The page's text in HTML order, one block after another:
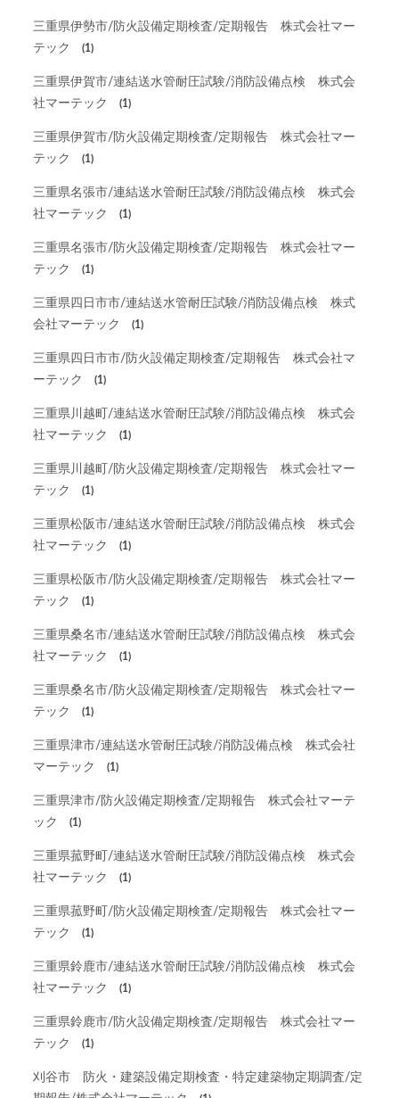
三重県伊勢市/防火設備定期検査/定期報告 株式会社マー
テック
(1)
三重県伊賀市/連結送水管耐圧試験/消防設備点検 株式会
社マーテック
(1)
三重県伊賀市/防火設備定期検査/定期報告 株式会社マー
テック
(1)
三重県名張市/連結送水管耐圧試験/消防設備点検 株式会
社マーテック
(1)
三重県名張市/防火設備定期検査/定期報告 株式会社マー
テック
(1)
三重県四日市市/連結送水管耐圧試験/消防設備点検 株式
会社マーテック
(1)
三重県四日市市/防火設備定期検査/定期報告 株式会社マ
ーテック
(1)
三重県川越町/連結送水管耐圧試験/消防設備点検 株式会
社マーテック
(1)
三重県川越町/防火設備定期検査/定期報告 株式会社マー
テック
(1)
三重県松阪市/連結送水管耐圧試験/消防設備点検 株式会
社マーテック
(1)
三重県松阪市/防火設備定期検査/定期報告 株式会社マー
テック
(1)
三重県桑名市/連結送水管耐圧試験/消防設備点検 株式会
社マーテック
(1)
三重県桑名市/防火設備定期検査/定期報告 株式会社マー
テック
(1)
三重県津市/連結送水管耐圧試験/消防設備点検 株式会社
マーテック
(1)
三重県津市/防火設備定期検査/定期報告 株式会社マーテ
ック
(1)
三重県菰野町/連結送水管耐圧試験/消防設備点検 株式会
社マーテック
(1)
三重県菰野町/防火設備定期検査/定期報告 株式会社マー
テック
(1)
三重県鈴鹿市/連結送水管耐圧試験/消防設備点検 株式会
社マーテック
(1)
三重県鈴鹿市/防火設備定期検査/定期報告 株式会社マー
テック
(1)
刈谷市 防火・建築設備定期検査・特定建築物定期調査/定